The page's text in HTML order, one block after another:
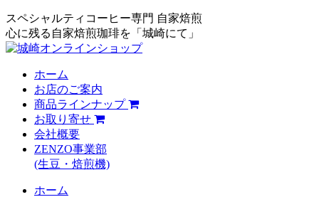
スペシャルティコーヒー専門 自家焙煎
心に残る自家焙煎珈琲を「城崎にて」
ホーム
お店のご案内
商品ラインナップ
お取り寄せ
会社概要
ZENZO事業部
(生豆・焙煎機)
ホーム